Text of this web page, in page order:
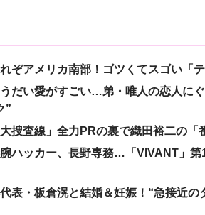
れぞアメリカ南部！ゴツくてスゴい「
だい愛がすごい…弟・唯人の恋人に
”
捜査線」全力PRの裏で織田裕二の「
ハッカー、長野専務…「VIVANT」
表・板倉滉と結婚＆妊娠！“急接近